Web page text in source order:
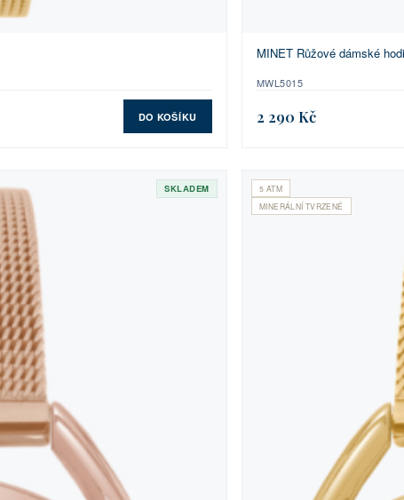
DO KOŠÍKU
MINET Růžové dámské
MWL5015
2 290 Kč
SKLADEM
5 ATM
MINERÁLNÍ TVRZENÉ